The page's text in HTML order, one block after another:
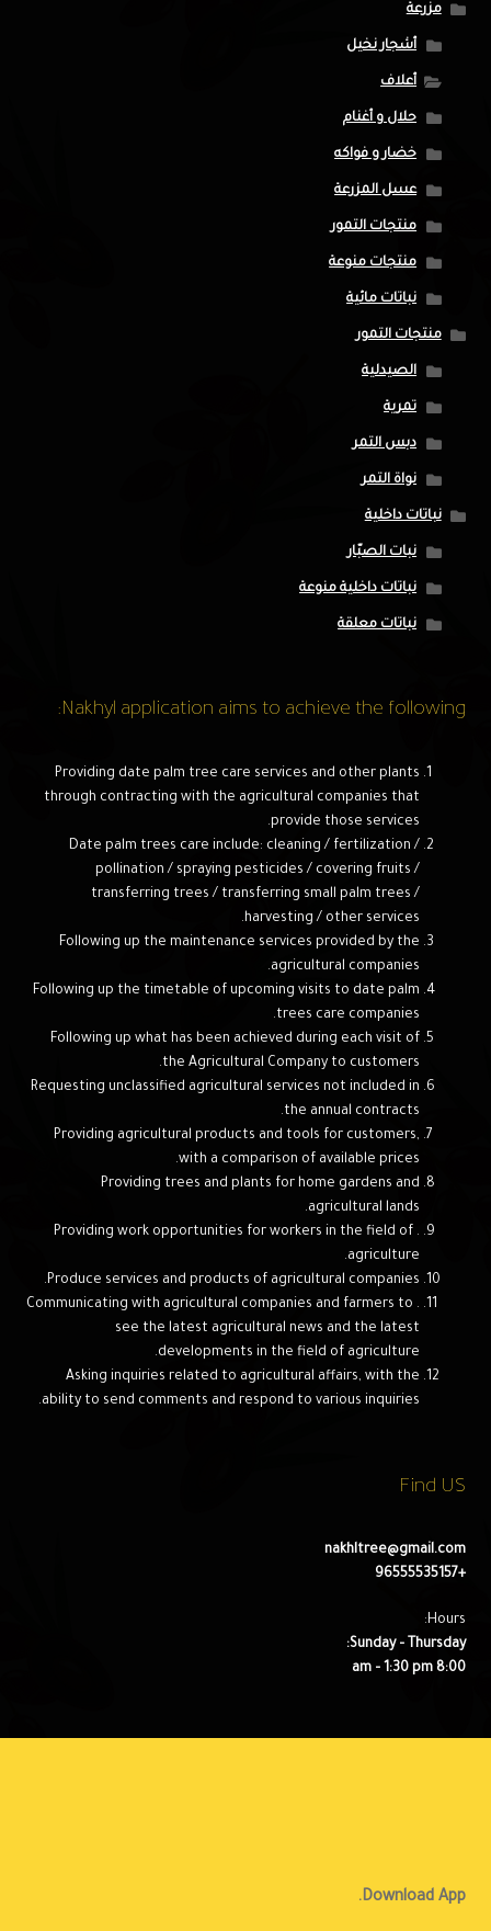
مزرعة
أشجار نخيل
أعلاف
حلال و أغنام
خضار و فواكه
عسل المزرعة
منتجات التمور
منتجات منوعة
نباتات مائية
منتجات التمور
الصيدلية
تمرية
دبس التمر
نواة التمر
نباتات داخلية
نبات الصبّار
نباتات داخلية منوعة
نباتات معلقة
Nakhyl application aims to achieve the following:
Providing date palm tree care services and other plants
through contracting with the agricultural companies that
provide those services.
Date palm trees care include: cleaning / fertilization /
pollination / spraying pesticides / covering fruits /
transferring trees / transferring small palm trees /
harvesting / other services.
Following up the maintenance services provided by the
agricultural companies.
Following up the timetable of upcoming visits to date palm
trees care companies.
Following up what has been achieved during each visit of
the Agricultural Company to customers.
Requesting unclassified agricultural services not included in
the annual contracts.
Providing agricultural products and tools for customers,
with a comparison of available prices.
Providing trees and plants for home gardens and
agricultural lands.
. Providing work opportunities for workers in the field of
agriculture.
Produce services and products of agricultural companies.
. Communicating with agricultural companies and farmers to
see the latest agricultural news and the latest
developments in the field of agriculture.
Asking inquiries related to agricultural affairs, with the
ability to send comments and respond to various inquiries.
Find US
nakhltree@gmail.com
+96555535157
Hours:
Sunday – Thursday:
8:00 am – 1:30 pm
Download App.